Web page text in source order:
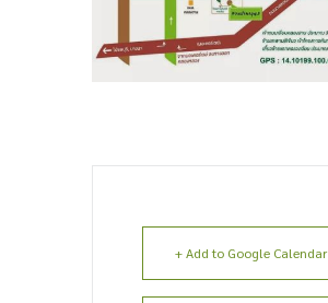
+ Add to Google Calendar